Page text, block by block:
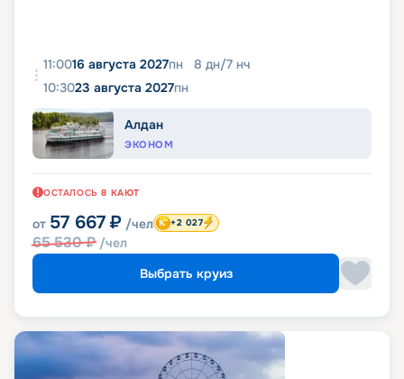
11:0016 августа 2027пн 8 дн/7 нч
10:3023 августа 2027пн
Алдан
ЭКОНОМ
ОСТАЛОСЬ 8 КАЮТ
от 57 667 ₽ /чел
65 530₽ /чел
+2 027
Выбрать круиз